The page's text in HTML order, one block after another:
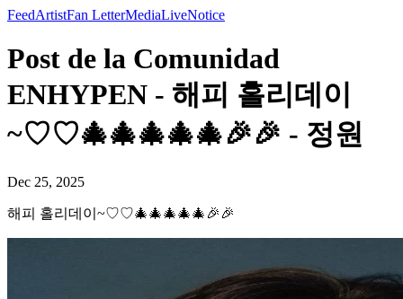
FeedArtistFan LetterMediaLiveNotice
Post de la Comunidad
ENHYPEN - 해피 홀리데이
~♡♡🎄🎄🎄🎄🎄🎉🎉 - 정원
Dec 25, 2025
해피 홀리데이~♡♡🎄🎄🎄🎄🎄🎉🎉